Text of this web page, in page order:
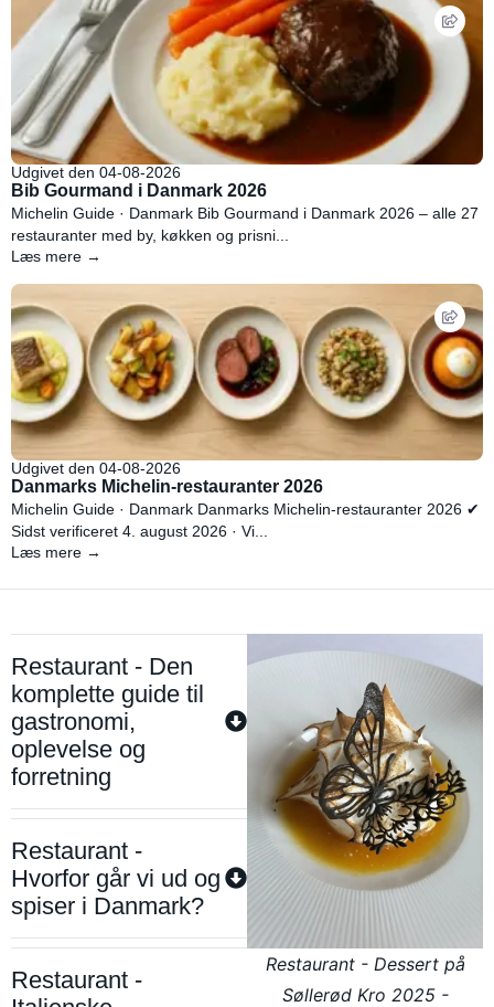
Udgivet den 04-08-2026
Bib Gourmand i Danmark 2026
Michelin Guide · Danmark Bib Gourmand i Danmark 2026 – alle 27
restauranter med by, køkken og prisni...
Læs mere →
Udgivet den 04-08-2026
Danmarks Michelin-restauranter 2026
Michelin Guide · Danmark Danmarks Michelin-restauranter 2026 ✔
Sidst verificeret 4. august 2026 · Vi...
Læs mere →
Restaurant - Den
komplette guide til
gastronomi,
oplevelse og
forretning
Restaurant -
Hvorfor går vi ud og
spiser i Danmark?
Restaurant -
Restaurant - Dessert på
Søllerød Kro 2025 -